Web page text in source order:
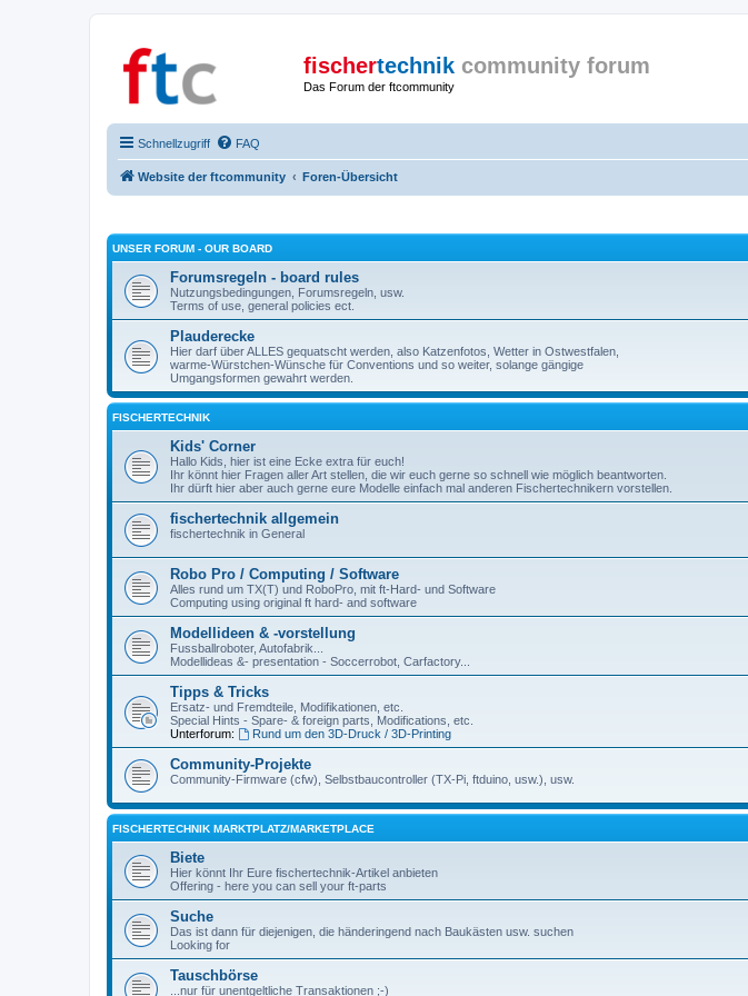
fischertechnik community forum
Das Forum der ftcommunity
Schnellzugriff FAQ
Website der ftcommunity Foren-Übersicht
UNSER FORUM - OUR BOARD
Forumsregeln - board rules
Nutzungsbedingungen, Forumsregeln, usw.
Terms of use, general policies ect.
Plauderecke
Hier darf über ALLES gequatscht werden, also Katzenfotos, Wetter in Ostwestfalen,
warme-Würstchen-Wünsche für Conventions und so weiter, solange gängige
Umgangsformen gewahrt werden.
FISCHERTECHNIK
Kids' Corner
Hallo Kids, hier ist eine Ecke extra für euch!
Ihr könnt hier Fragen aller Art stellen, die wir euch gerne so schnell wie möglich beantworten.
Ihr dürft hier aber auch gerne eure Modelle einfach mal anderen Fischertechnikern vorstellen.
fischertechnik allgemein
fischertechnik in General
Robo Pro / Computing / Software
Alles rund um TX(T) und RoboPro, mit ft-Hard- und Software
Computing using original ft hard- and software
Modellideen & -vorstellung
Fussballroboter, Autofabrik...
Modellideas &- presentation - Soccerrobot, Carfactory...
Tipps & Tricks
Ersatz- und Fremdteile, Modifikationen, etc.
Special Hints - Spare- & foreign parts, Modifications, etc.
Unterforum:
Rund um den 3D-Druck / 3D-Printing
Community-Projekte
Community-Firmware (cfw), Selbstbaucontroller (TX-Pi, ftduino, usw.), usw.
FISCHERTECHNIK MARKTPLATZ/MARKETPLACE
Biete
Hier könnt Ihr Eure fischertechnik-Artikel anbieten
Offering - here you can sell your ft-parts
Suche
Das ist dann für diejenigen, die händeringend nach Baukästen usw. suchen
Looking for
Tauschbörse
...nur für unentgeltliche Transaktionen ;-)